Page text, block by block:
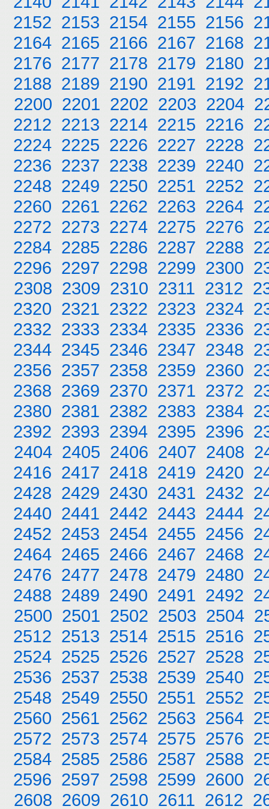
2152 2153 2154 2155 2156
2164 2165 2166 2167 2168
2176 2177 2178 2179 2180
2188 2189 2190 2191 2192
2200 2201 2202 2203 2204
2212 2213 2214 2215 2216
2224 2225 2226 2227 2228
2236 2237 2238 2239 2240
2248 2249 2250 2251 2252
2260 2261 2262 2263 2264
2272 2273 2274 2275 2276
2284 2285 2286 2287 2288
2296 2297 2298 2299 2300
2308 2309 2310 2311 2312
2320 2321 2322 2323 2324
2332 2333 2334 2335 2336
2344 2345 2346 2347 2348
2356 2357 2358 2359 2360
2368 2369 2370 2371 2372
2380 2381 2382 2383 2384
2392 2393 2394 2395 2396
2404 2405 2406 2407 2408
2416 2417 2418 2419 2420
2428 2429 2430 2431 2432
2440 2441 2442 2443 2444
2452 2453 2454 2455 2456
2464 2465 2466 2467 2468
2476 2477 2478 2479 2480
2488 2489 2490 2491 2492
2500 2501 2502 2503 2504
2512 2513 2514 2515 2516
2524 2525 2526 2527 2528
2536 2537 2538 2539 2540
2548 2549 2550 2551 2552
2560 2561 2562 2563 2564
2572 2573 2574 2575 2576
2584 2585 2586 2587 2588
2596 2597 2598 2599 2600
2608 2609 2610 2611 2612